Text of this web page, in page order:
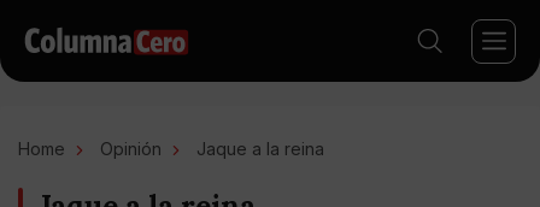
Home Opinión Jaque a la reina